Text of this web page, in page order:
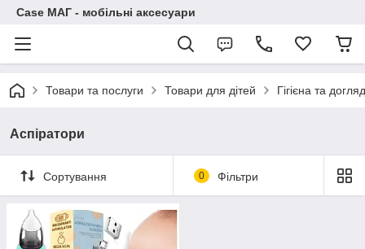
Case МАГ - мобільні аксесуари
Товари та послуги Товари для дітей Гігієна та
Аспіратори
Сортування 0 Фільтри